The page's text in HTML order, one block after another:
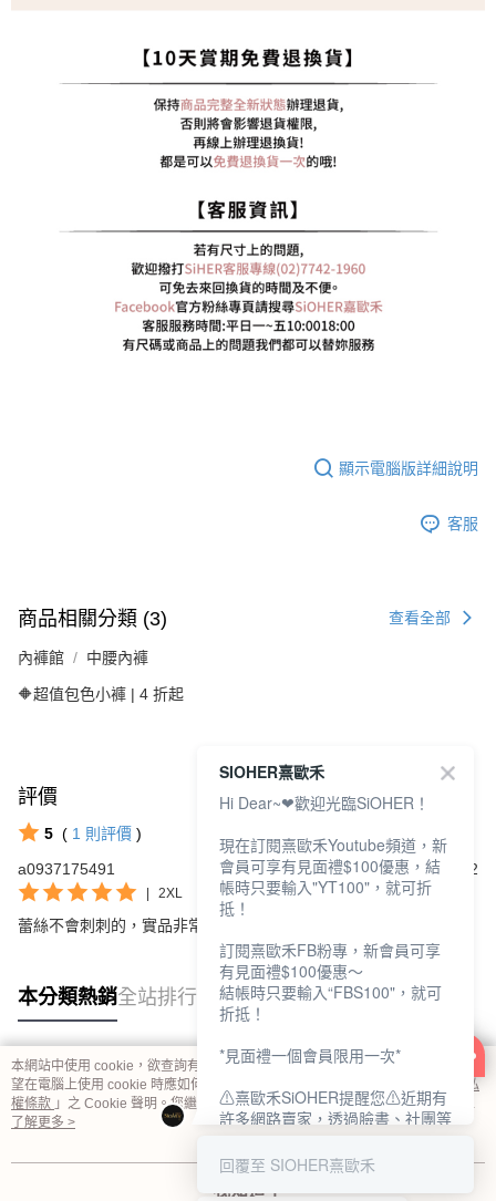
顯示電腦版詳細說明
客服
商品相關分類 (3) 查看全部
內褲館 中腰內褲
🔶超值包色小褲 | 4 折起
評價 查看全部
5 ( 1 則評價 )
a0937175491
2023/11/22
2XL
蕾絲不會刺刺的，實品非常好看性感，三個顏色非常喜歡
本分類熱銷全站排行
熱門標籤
本網站中使用 cookie，欲查詢有關本網站使用 cookie 方式之詳情，及若您不希
望在電腦上使用 cookie 時應如何變更電腦的 cookie 設定，請參閱本網站「
隱私
權條款 」之 Cookie 聲明。您繼續使用本網站即表示您同意本公司得按本網站使
用條款之 Cookie 聲明使用 cookie。
了解更多 >
我知道了
SIOHER熹歐禾
Hi Dear~❤歡迎光臨SiOHER！
現在訂閱熹歐禾Youtube頻道，新
會員可享有見面禮$100優惠，結
帳時只要輸入"YT100"，就可折
抵！
訂閱熹歐禾FB粉專，新會員可享
有見面禮$100優惠～
結帳時只要輸入“FBS100"，就可
折抵！
*見面禮一個會員限用一次*
⚠熹歐禾SiOHER提醒您⚠近期有
許多網路賣家，透過臉書、社團等
SiOHER』品牌授權、或有內部管
回覆至 SIOHER熹歐禾